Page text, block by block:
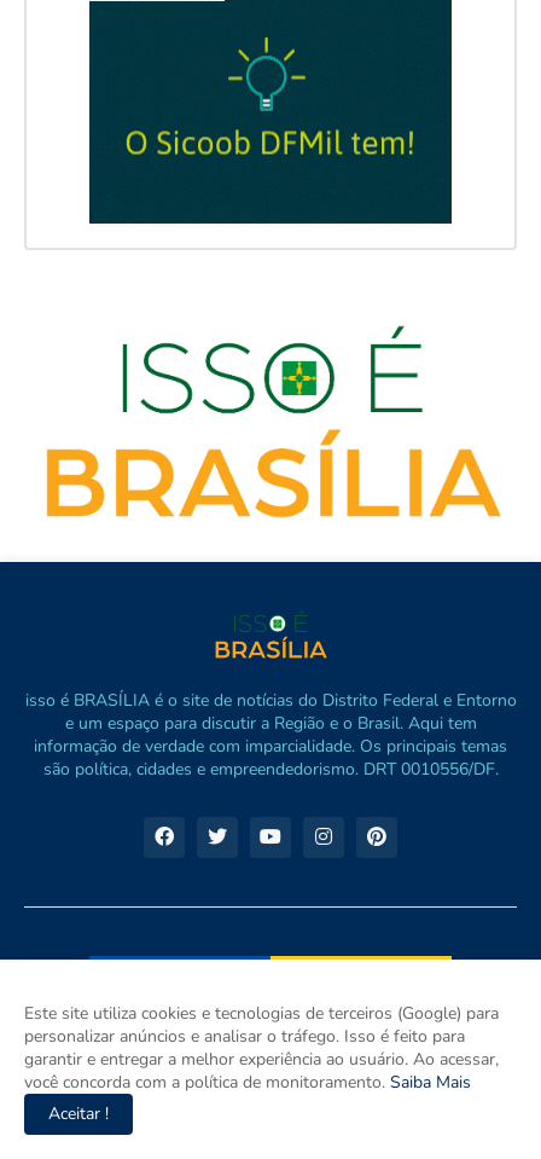
isso é BRASÍLIA é o site de notícias do Distrito Federal e Entorno
e um espaço para discutir a Região e o Brasil. Aqui tem
informação de verdade com imparcialidade. Os principais temas
são política, cidades e empreendedorismo. DRT 0010556/DF.
Este site utiliza cookies e tecnologias de terceiros (Google) para
personalizar anúncios e analisar o tráfego. Isso é feito para
garantir e entregar a melhor experiência ao usuário. Ao acessar,
você concorda com a política de monitoramento. Saiba Mais
Aceitar !